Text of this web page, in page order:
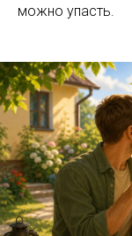
можно упасть.